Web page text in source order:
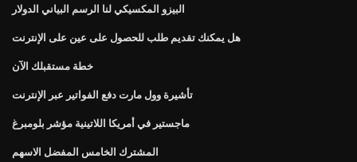
البيزو المكسيكي لنا الرسم البياني الدولار
هل يمكنك تقديم طلب للحصول على عين على الإنترنت
خطة مستقبلك الآن
تأشيرة وول مارت دفع الفواتير عبر الإنترنت
ماجستير في أمريكا اللاتينية مؤشر بلومبرغ
المشترك الخامس المفضل الاسهم